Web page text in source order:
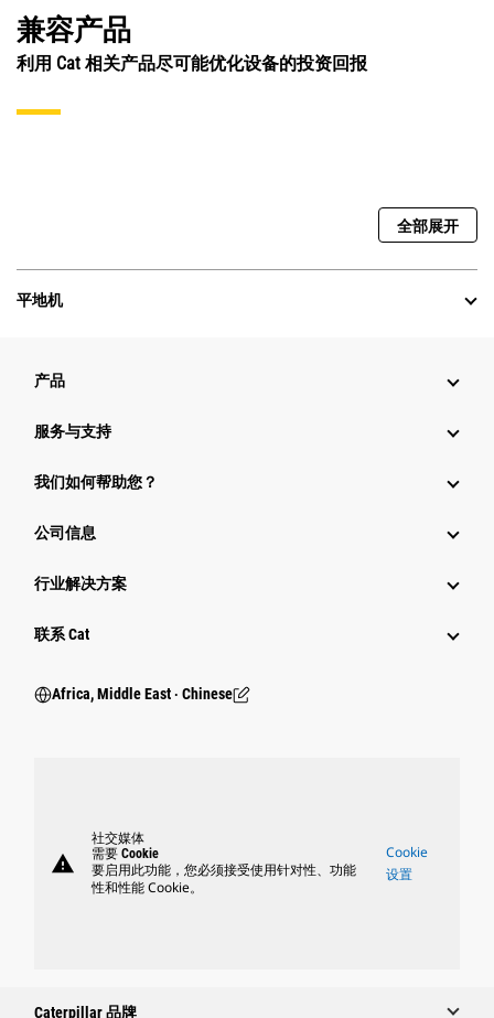
兼容产品
利用 Cat 相关产品尽可能优化设备的投资回报
全部展开
平地机
产品
服务与支持
我们如何帮助您？
公司信息
行业解决方案
行业
联系 Cat
Africa, Middle East ‧ Chinese
warning
社交媒体
需要 Cookie
要启用此功能，您必须接受使用针对性、功能
性和性能 Cookie。
Cookie
设置
Caterpillar 品牌